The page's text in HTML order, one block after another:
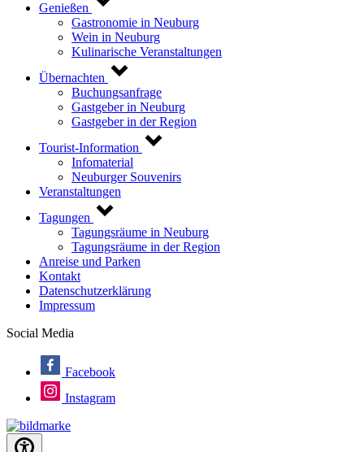
Genießen
Gastronomie in Neuburg
Wein in Neuburg
Kulinarische Veranstaltungen
Übernachten
Buchungsanfrage
Gastgeber in Neuburg
Gastgeber in der Region
Tourist-Information
Infomaterial
Neuburger Souvenirs
Veranstaltungen
Tagungen
Tagungsräume in Neuburg
Tagungsräume in der Region
Anreise und Parken
Kontakt
Datenschutzerklärung
Impressum
Social Media
Facebook
Instagram